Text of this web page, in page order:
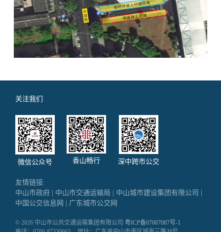
关注我们
微信公众号 香山畅行 深中跨市公交
友情链接:
中山市政府
中山市交通运输局 中山城市建设集团有限公司
中国公交信息网
广东城市公交网
© 2026 中山市公共交通运输集团有限公司粤ICP备07007087号-1